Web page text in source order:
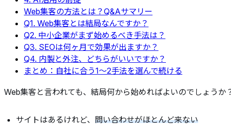
Web集客の方法とは？Q&Aサマリー
Q1. Web集客とは結局なんですか？
Q2. 中小企業がまず始めるべき手法は？
Q3. SEOは何ヶ月で効果が出ますか？
Q4. 内製と外注、どちらがいいですか？
まとめ：自社に合う1〜2手法を選んで続ける
Web集客と言われても、結局何から始めればよいのでしょうか
サイトはあるけれど、 問い合わせがほとんど来ない